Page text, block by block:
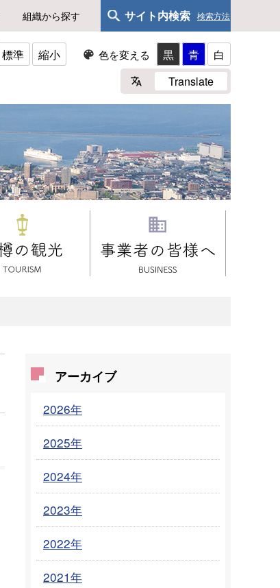
組織から探す サイト内検索 検索方法
標準 縮小 色を変える 黒 青
白
Translate
アーカイブ
2026年
2025年
2024年
2023年
2022年
2021年